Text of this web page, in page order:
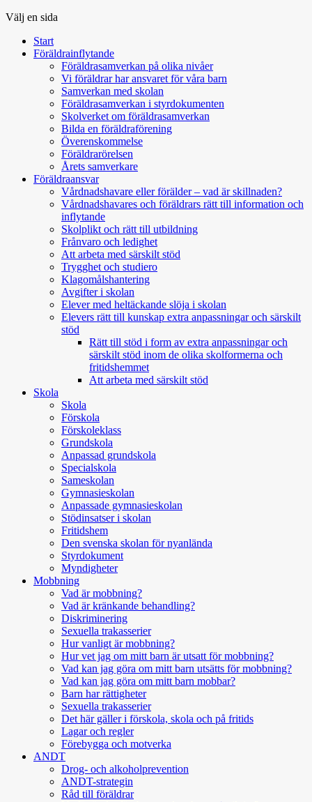
Välj en sida
Start
Föräldrainflytande
Föräldrasamverkan på olika nivåer
Vi föräldrar har ansvaret för våra barn
Samverkan med skolan
Föräldrasamverkan i styrdokumenten
Skolverket om föräldrasamverkan
Bilda en föräldraförening
Överenskommelse
Föräldrarörelsen
Årets samverkare
Föräldraansvar
Vårdnadshavare eller förälder – vad är skillnaden?
Vårdnadshavares och föräldrars rätt till information och
inflytande
Skolplikt och rätt till utbildning
Frånvaro och ledighet
Att arbeta med särskilt stöd
Trygghet och studiero
Klagomålshantering
Avgifter i skolan
Elever med heltäckande slöja i skolan
Elevers rätt till kunskap extra anpassningar och särskilt
stöd
Rätt till stöd i form av extra anpassningar och
särskilt stöd inom de olika skolformerna och
fritidshemmet
Att arbeta med särskilt stöd
Skola
Skola
Förskola
Förskoleklass
Grundskola
Anpassad grundskola
Specialskola
Sameskolan
Gymnasieskolan
Anpassade gymnasieskolan
Stödinsatser i skolan
Fritidshem
Den svenska skolan för nyanlända
Styrdokument
Myndigheter
Mobbning
Vad är mobbning?
Vad är kränkande behandling?
Diskriminering
Sexuella trakasserier
Hur vanligt är mobbning?
Hur vet jag om mitt barn är utsatt för mobbning?
Vad kan jag göra om mitt barn utsätts för mobbning?
Vad kan jag göra om mitt barn mobbar?
Barn har rättigheter
Sexuella trakasserier
Det här gäller i förskola, skola och på fritids
Lagar och regler
Förebygga och motverka
ANDT
Drog- och alkoholprevention
ANDT-strategin
Råd till föräldrar